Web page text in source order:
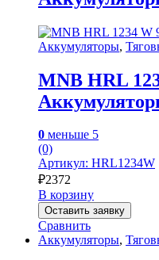
Аккумуляторы,
MNB HRL
0 меньше 5
(0)
Артикул: HRL1234W
₽2372
В корзину
Оставить заявку
Сравнить
Аккумуляторы,